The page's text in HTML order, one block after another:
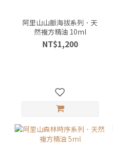
阿里山山脈海拔系列．天
然複方精油 10ml
NT$1,200